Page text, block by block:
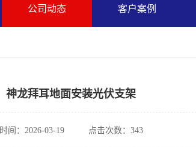
公司动态 客户案例
神龙拜耳地面安装光伏支架
时间：2026-03-19 点击次数：343